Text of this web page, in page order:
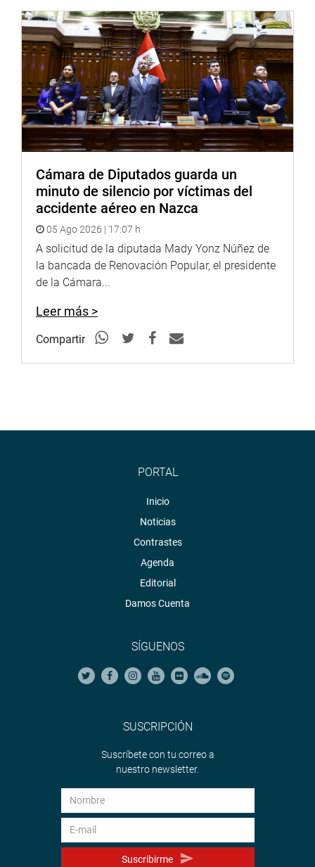
Cámara de Diputados guarda un
minuto de silencio por víctimas del
accidente aéreo en Nazca
05 Ago 2026 | 17:07 h
A solicitud de la diputada Mady Yonz Núñez de
la bancada de Renovación Popular, el presidente
de la Cámara...
Leer más >
Compartir
PORTAL
Inicio
Noticias
Contrastes
Agenda
Editorial
Damos Cuenta
SÍGUENOS
SUSCRIPCIÓN
Suscríbete con tu correo a
nuestro newsletter.
Suscribirme